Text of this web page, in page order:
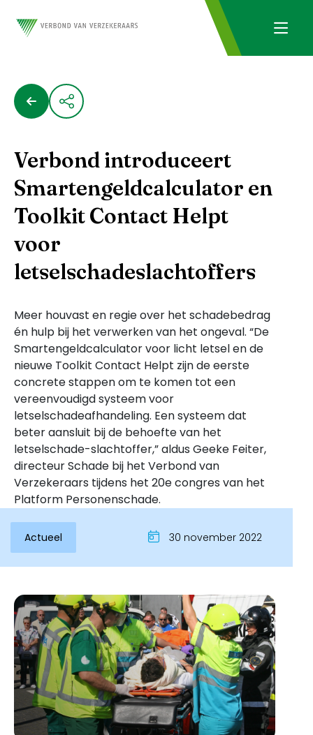
Inloggen
Verbond introduceert
Smartengeldcalculator en
Toolkit Contact Helpt
voor
letselschadeslachtoffers
Meer houvast en regie over het schadebedrag
én hulp bij het verwerken van het ongeval. “De
Smartengeldcalculator voor licht letsel en de
nieuwe Toolkit Contact Helpt zijn de eerste
concrete stappen om te komen tot een
vereenvoudigd systeem voor
letselschadeafhandeling. Een systeem dat
beter aansluit bij de behoefte van het
letselschade-slachtoffer,” aldus Geeke Feiter,
directeur Schade bij het Verbond van
Verzekeraars tijdens het 20e congres van het
Platform Personenschade.
Actueel 30 november 2022